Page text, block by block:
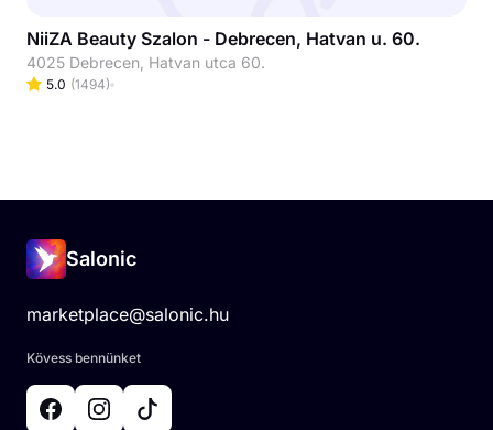
NiiZA Beauty Szalon - Debrecen, Hatvan u. 60.
4025 Debrecen, Hatvan utca 60.
5.0 (1494)
Salonic
marketplace@salonic.hu
Kövess bennünket